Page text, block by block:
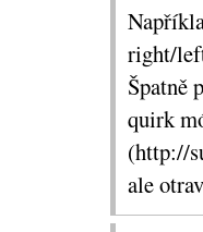
right/
Špatně
quirk
(http://
ale